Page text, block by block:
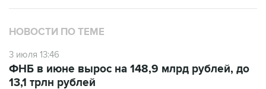
НОВОСТИ ПО ТЕМЕ
3 июля 13:46
ФНБ в июне вырос на 148,9 млрд рублей, до
13,1 трлн рублей